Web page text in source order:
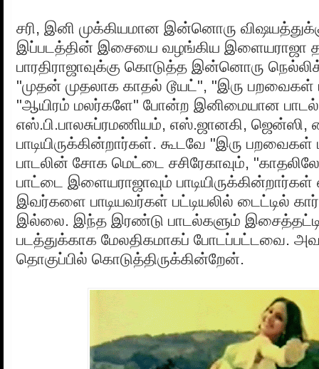
சரி, இனி முக்கியமான இன்னொரு
இப்படத்தின் இசையை வழங்கிய
பாரதிராஜாவுக்கு கொடுத்த இன்னொரு
"முதன் முதலாக காதல் டூயட்", "இரு பறவைகள்
"ஆயிரம் மலர்களே" போன்ற இனிமையான
எஸ்.பி.பாலசுப்ரமணியம், எஸ்.ஜானகி,
பாடியிருக்கின்றார்கள். கூடவே "இரு பறவைகள்
பாடலின் சோக மெட்டை சசிரேகாவும்,
பாட்டை இளையராஜாவும்
இவர்களை பாடியவர்கள் பட்டியலில் டைட்டில்
இல்லை. இந்த இரண்டு பாடல்களும்
படத்துக்காக மேலதிகமாகப் போடப்பட்டவை.
தொகுப்பில் கொடுத்திருக்கின்றேன்.